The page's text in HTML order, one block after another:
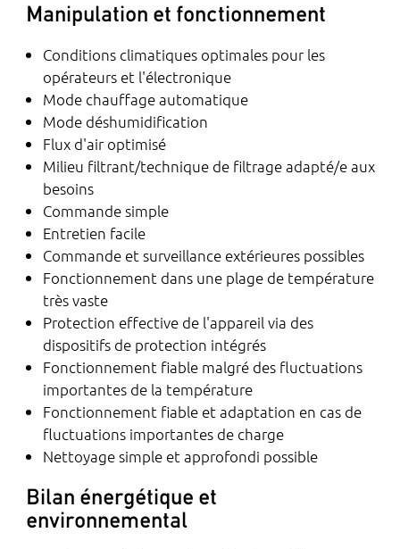
Manipulation et fonctionnement
Conditions climatiques optimales pour les
opérateurs et l'électronique
Mode chauffage automatique
Mode déshumidification
Flux d'air optimisé
Milieu filtrant/technique de filtrage adapté/e aux
besoins
Commande simple
Entretien facile
Commande et surveillance extérieures possibles
Fonctionnement dans une plage de température
très vaste
Protection effective de l'appareil via des
dispositifs de protection intégrés
Fonctionnement fiable malgré des fluctuations
importantes de la température
Fonctionnement fiable et adaptation en cas de
fluctuations importantes de charge
Nettoyage simple et approfondi possible
Bilan énergétique et
environnemental